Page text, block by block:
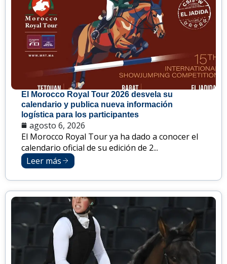
El Morocco Royal Tour 2026 desvela su
calendario y publica nueva información
logística para los participantes
agosto 6, 2026
El Morocco Royal Tour ya ha dado a conocer el
calendario oficial de su edición de 2...
Leer más